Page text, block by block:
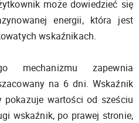
może dowiedzieć się
energii, która jest
wskaźnikach.
mechanizmu zapewnia
na 6 dni. Wskaźnik
wartości od sześciu
wskaźnik, po prawej stronie,